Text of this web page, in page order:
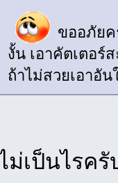
ขออภัยค
งั้น เอาคัตเตอร์
ถ้าไม่สวยเอาอั
ม่เป็นไรค